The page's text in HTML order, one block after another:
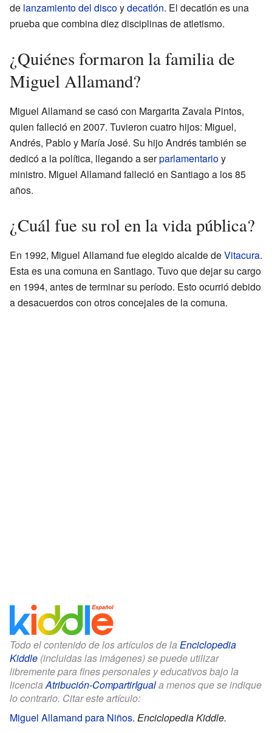
de lanzamiento del discoydecatlón. El decatlón es una
prueba que combina diez disciplinas de atletismo.
¿Quiénes formaron la familia de
Miguel Allamand?
Miguel Allamand se casó con Margarita Zavala Pintos,
quien falleció en 2007. Tuvieron cuatro hijos: Miguel,
Andrés, Pablo y María José. Su hijo Andrés también se
dedicó a la política, llegando a serparlamentarioy
ministro. Miguel Allamand falleció en Santiago a los 85
años.
¿Cuál fue su rol en la vida pública?
En 1992, Miguel Allamand fue elegido alcalde deVitacura.
Esta es una comuna en Santiago. Tuvo que dejar su cargo
en 1994, antes de terminar su período. Esto ocurrió debido
a desacuerdos con otros concejales de la comuna.
Todo el contenido de los artículos de la Enciclopedia
Kiddle (incluidas las imágenes) se puede utilizar
libremente para fines personales y educativos bajo la
licenciaAtribución-CompartirIguala menos que se indique
lo contrario. Citar este artículo:
Miguel Allamand para Niños. Enciclopedia Kiddle.